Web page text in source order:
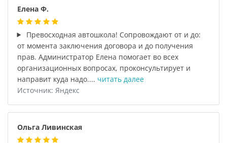
Елена Ф.
Превосходная автошкола! Сопровождают от и до:
от момента заключения договора и до получения
прав. Администратор Елена помогает во всех
организационных вопросах, проконсультирует и
направит куда надо.... читать далее
Источник: Яндекс
Ольга Ливинская